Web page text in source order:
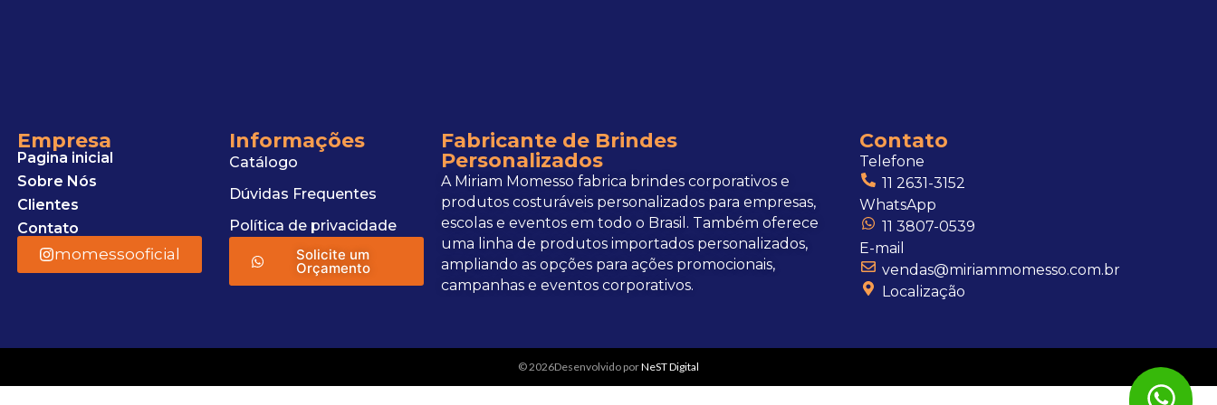
Empresa
Pagina inicial
Sobre Nós
Clientes
Contato
momessooficial
Informações
Catálogo
Dúvidas Frequentes
Política de privacidade
Solicite um
Orçamento
Fabricante de Brindes
Personalizados
A Miriam Momesso fabrica brindes corporativos e
produtos costuráveis personalizados para empresas,
escolas e eventos em todo o Brasil. Também oferece
uma linha de produtos importados personalizados,
ampliando as opções para ações promocionais,
campanhas e eventos corporativos.
Contato
Telefone
11 2631-3152
WhatsApp
11 3807-0539
E-mail
vendas@miriammomesso.com.br
Localização
© 2026Desenvolvido porNeST Digital